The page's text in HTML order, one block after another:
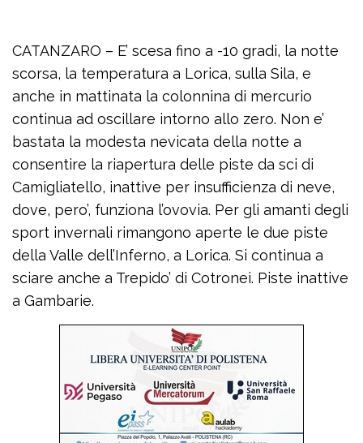
CATANZARO – E’ scesa fino a -10 gradi, la notte
scorsa, la temperatura a Lorica, sulla Sila, e
anche in mattinata la colonnina di mercurio
continua ad oscillare intorno allo zero. Non e’
bastata la modesta nevicata della notte a
consentire la riapertura delle piste da sci di
Camigliatello, inattive per insufficienza di neve,
dove, pero’, funziona l’ovovia. Per gli amanti degli
sport invernali rimangono aperte le due piste
della Valle dell’Inferno, a Lorica. Si continua a
sciare anche a Trepido’ di Cotronei. Piste inattive
a Gambarie.